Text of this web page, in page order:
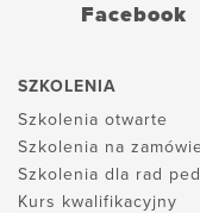
Facebook
SZKOLENIA
Szkolenia otwarte
Szkolenia na
Szkolenia dla rad
Kurs kwalifikacyjny